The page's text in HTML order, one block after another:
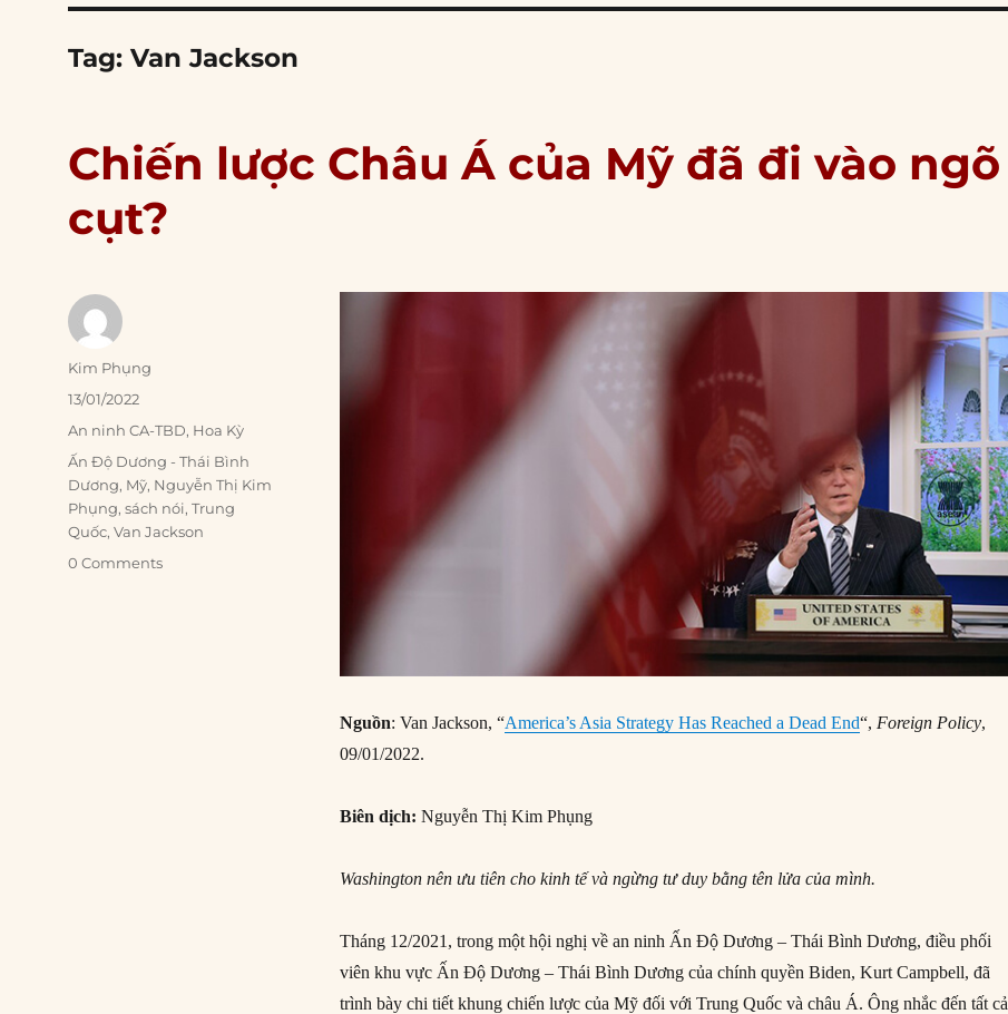
Tag:Van Jackson
Chiến lược Châu Á của Mỹ đã đi vào ngõ
cụt?
Nguồn: Van Jackson, “America’s Asia Strategy Has Reached a Dead End“, Foreign Policy,
09/01/2022.
Biên dịch:Nguyễn Thị Kim Phụng
Washington nên ưu tiên cho kinh tế và ngừng tư duy bằng tên lửa của mình.
Tháng 12/2021, trong một hội nghị về an ninh Ấn Độ Dương – Thái Bình Dương, điều phối
viên khu vực Ấn Độ Dương – Thái Bình Dương của chính quyền Biden, Kurt Campbell, đã
trình bày chi tiết khung chiến lược của Mỹ đối với Trung Quốc và châu Á. Ông nhắc đến tất cả
Author
Kim Phụng
Posted
13/01/2022
Categories
An ninh CA-TBD, Hoa Kỳ
Tags
Ấn Độ Dương - Thái Bình
Dương, Mỹ, Nguyễn Thị Kim
Phụng,sách nói,Trung
Quốc,Van Jackson
0 Comments